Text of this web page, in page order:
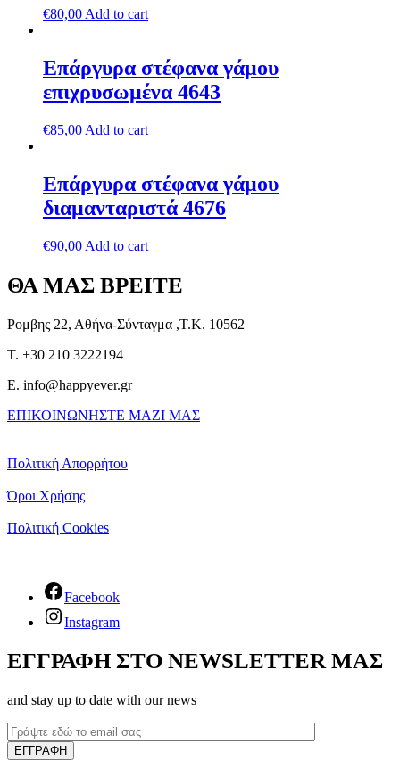
€80,00 Add to cart
Επάργυρα στέφανα γάμου
επιχρυσωμένα 4643
€85,00 Add to cart
Επάργυρα στέφανα γάμου
διαμανταριστά 4676
€90,00 Add to cart
ΘΑ ΜΑΣ ΒΡΕΙΤΕ
Ρομβης 22, Αθήνα-Σύνταγμα ,Τ.Κ. 10562
T. +30 210 3222194
E. info@happyever.gr
ΕΠΙΚΟΙΝΩΝΗΣΤΕ ΜΑΖΙ ΜΑΣ
Πολιτική Απορρήτου
Όροι Χρήσης
Πολιτική Cookies
Facebook
Instagram
ΕΓΓΡΑΦΗ ΣΤΟ NEWSLETTER ΜΑΣ
and stay up to date with our news